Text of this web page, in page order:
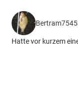
Hatte vor kurzem